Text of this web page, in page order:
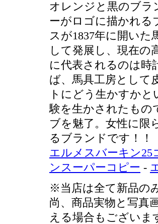
オレンジと黒のブラ
ーがロゴに描かれる
スが1837年に開い
して発展し、現在の
に代表されるのは時
ば、馬具工房として
トにどう生かすか
験を生かされたもの
ブを魅了。女性に限
るブランドです！！
エルメスバーキン25
ンスーパーコピー -
※当店は全て新品の
尚、商品実物と写真
える場合もございま